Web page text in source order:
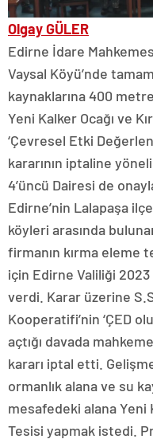
Olgay GÜLER
Edirne İdare
Vaysal Köyü’nde
kaynaklarına 400
Yeni Kalker Ocağı ve
‘Çevresel Etki
kararının iptaline
4’üncü Dairesi de
Edirne’nin Lalapaşa
köyleri arasında
firmanın kırma eleme
için Edirne Valiliği 2023
verdi. Karar üzerine
Kooperatifi’nin ‘ÇED
açtığı davada
kararı iptal etti.
ormanlık alana ve su
mesafedeki alana Yeni
Tesisi yapmak istedi.